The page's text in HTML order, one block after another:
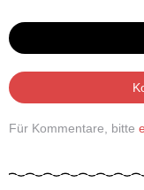
Für Kommentare, bitte